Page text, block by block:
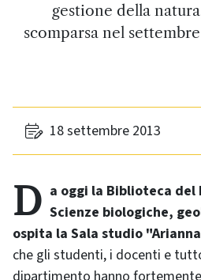
gestione della
scomparsa nel
18 settembre 2013
Da oggi la Biblioteca del Dipartimento di Scienze biologiche,
ospita la Sala studio
che gli studenti, i docenti e